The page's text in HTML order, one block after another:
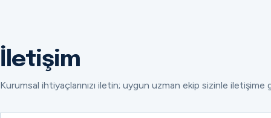
İletişim
Kurumsal ihtiyaçlarınızı iletin; uygun uzman ekip sizinle iletişime